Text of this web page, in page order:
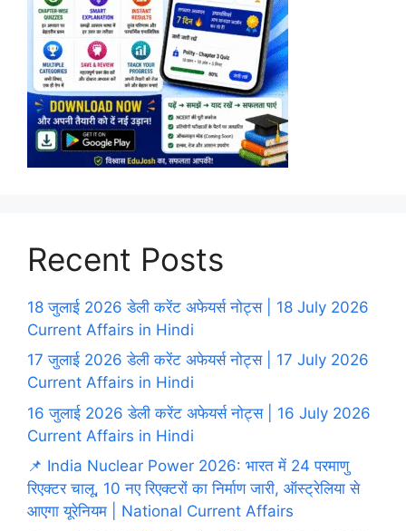
Recent Posts
18 जुलाई 2026 डेली करेंट अफेयर्स नोट्स | 18 July 2026
Current Affairs in Hindi
17 जुलाई 2026 डेली करेंट अफेयर्स नोट्स | 17 July 2026
Current Affairs in Hindi
16 जुलाई 2026 डेली करेंट अफेयर्स नोट्स | 16 July 2026
Current Affairs in Hindi
📌 India Nuclear Power 2026: भारत में 24 परमाणु
रिएक्टर चालू, 10 नए रिएक्टरों का निर्माण जारी, ऑस्ट्रेलिया से
आएगा यूरेनियम | National Current Affairs